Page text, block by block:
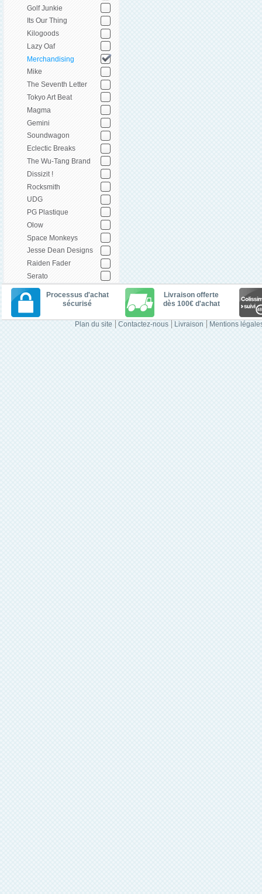
Golf Junkie
Its Our Thing
Kilogoods
Lazy Oaf
Merchandising
Mike
The Seventh Letter
Tokyo Art Beat
Magma
Gemini
Soundwagon
Eclectic Breaks
The Wu-Tang Brand
Dissizit !
Rocksmith
UDG
PG Plastique
Olow
Space Monkeys
Jesse Dean Designs
Raiden Fader
Serato
Processus d'achat
sécurisé
Livraison offerte
dès 100€ d'achat
Plan du site Contactez-nous Livraison Mentions